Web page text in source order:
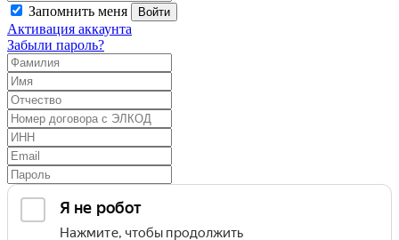
Запомнить меня Войти
Активация аккаунта
Забыли пароль?